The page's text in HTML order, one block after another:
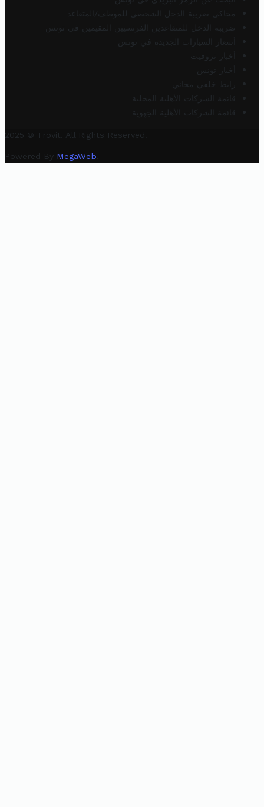
محاكي ضريبة الدخل الشخصي للموظف/المتقاعد
ضريبة الدخل للمتقاعدين الفرنسيين المقيمين في تونس
أسعار السيارات الجديدة في تونس
أخبار تروفيت
أخبار تونس
رابط خلفي مجاني
قائمة الشركات الأهلية المحلية
قائمة الشركات الأهلية الجهوية
2025 © Trovit. All Rights Reserved.
Powered By MegaWeb